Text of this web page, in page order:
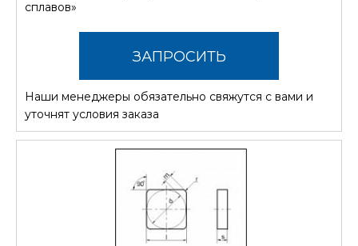
сплавов»
ЗАПРОСИТЬ
СТОИМОСТЬ
Наши менеджеры обязательно свяжутся с вами и
уточнят условия заказа